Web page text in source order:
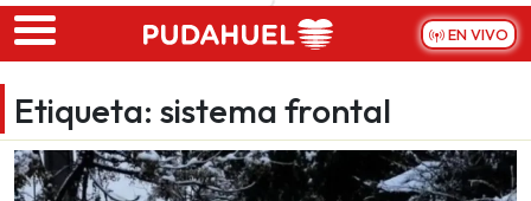
Skip to main content
EN VIVO
Etiqueta: sistema frontal